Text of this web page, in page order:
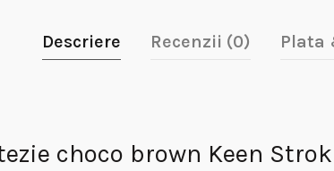
Descriere Recenzii (0) Plata
choco brown Keen